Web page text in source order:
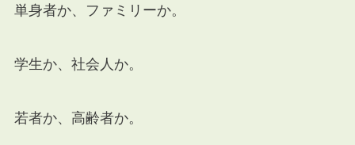
単身者か、ファミリーか。
学生か、社会人か。
若者か、高齢者か。